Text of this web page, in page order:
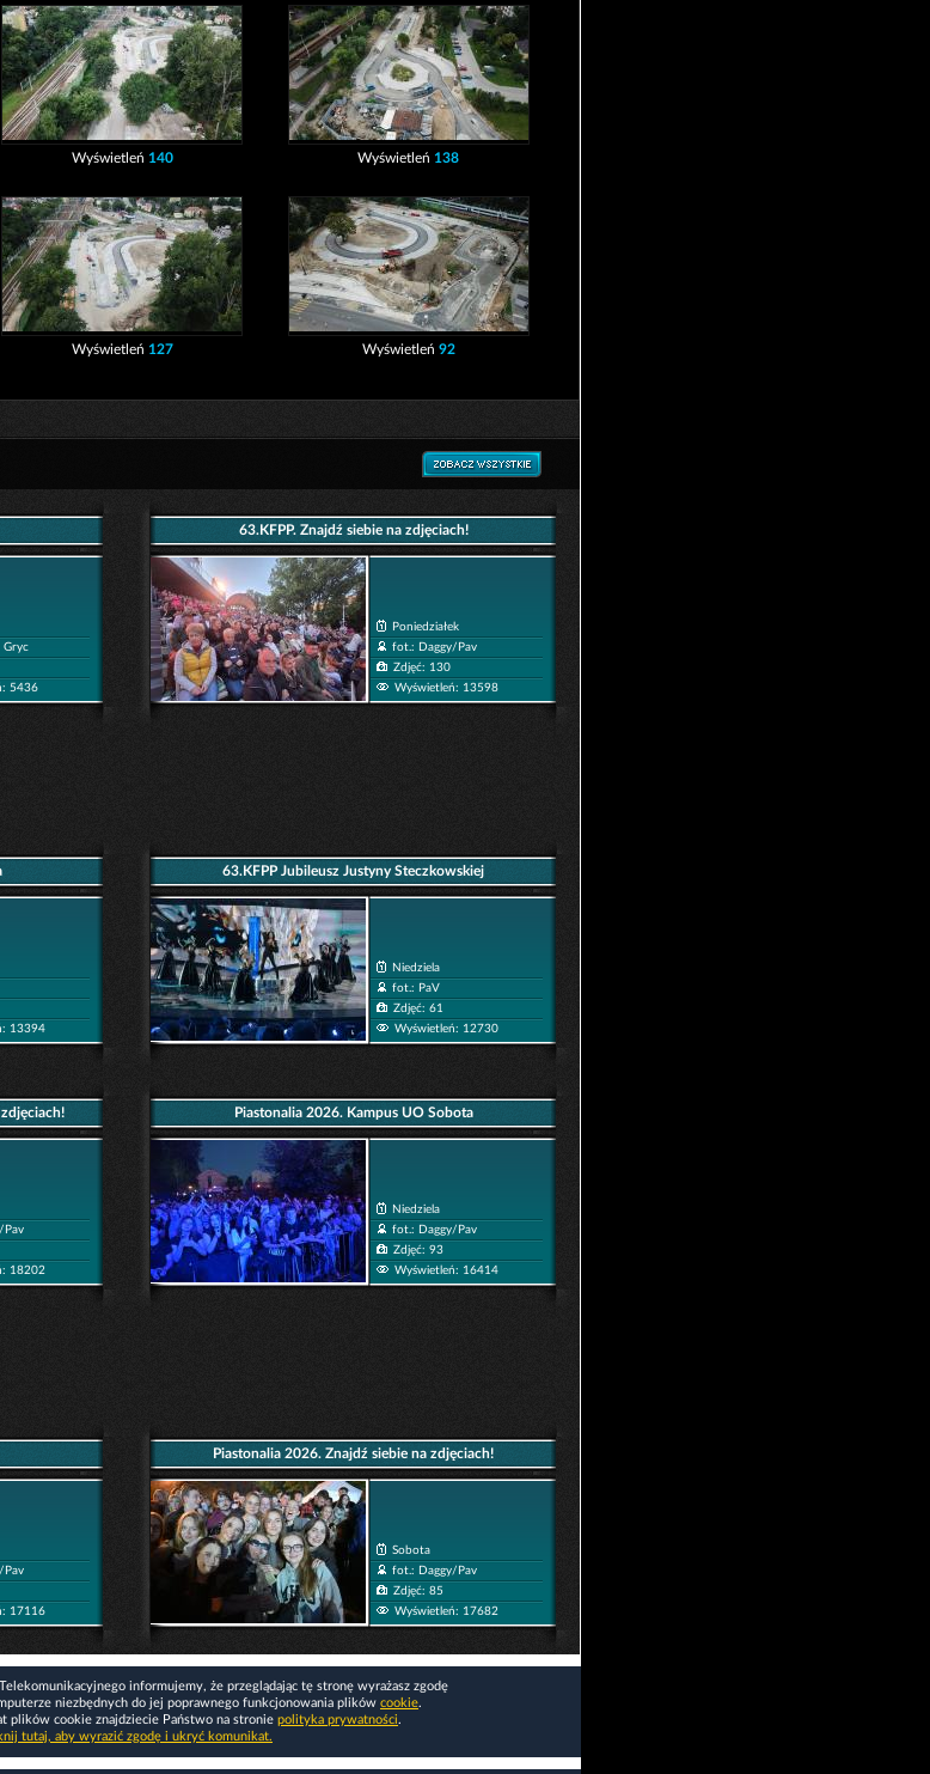
Wyświetleń 140 Wyświetleń 138
Wyświetleń 127 Wyświetleń 92
Gryc
5436
63.KFPP. Znajdź siebie na zdjęciach!
Poniedziałek
fot.: Daggy/Pav
Zdjęć: 130
Wyświetleń: 13598
13394
63.KFPP Jubileusz Justyny Steczkowskiej
Niedziela
fot.: PaV
Zdjęć: 61
Wyświetleń: 12730
Pav
18202
Piastonalia 2026. Kampus UO Sobota
Niedziela
fot.: Daggy/Pav
Zdjęć: 93
Wyświetleń: 16414
Pav
17116
Piastonalia 2026. Znajdź siebie na zdjęciach!
Sobota
fot.: Daggy/Pav
Zdjęć: 85
Wyświetleń: 17682
informujemy, że przeglądając tę stronę wyrażasz zgodę
niezbędnych do jej poprawnego funkcjonowania plików cookie.
plików cookie znajdziecie Państwo na stronie polityka prywatności.
tutaj, aby wyrazić zgodę i ukryć komunikat.